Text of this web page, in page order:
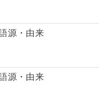
源・由来
源・由来